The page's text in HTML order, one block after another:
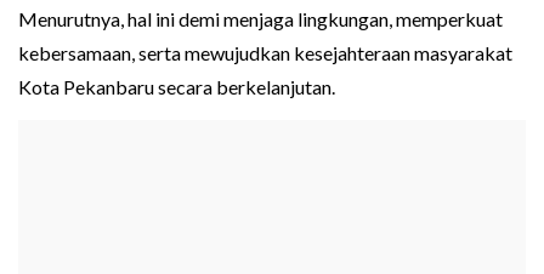
Menurutnya, hal ini demi menjaga lingkungan, memperkuat
kebersamaan, serta mewujudkan kesejahteraan masyarakat
Kota Pekanbaru secara berkelanjutan.